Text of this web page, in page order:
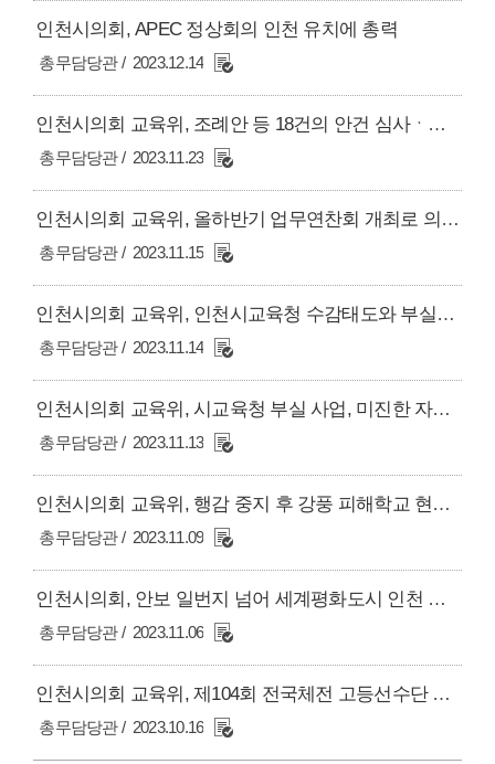
인천시의회, APEC 정상회의 인천 유치에 총력
총무담당관 2023.12.14
인천시의회 교육위, 조례안 등 18건의 안건 심사ㆍ의결
총무담당관 2023.11.23
인천시의회 교육위, 올하반기 업무연찬회 개최로 의정활동 전문성 강화
총무담당관 2023.11.15
인천시의회 교육위, 인천시교육청 수감태도와 부실한 사업 운영 등 여전히 과제 많아
총무담당관 2023.11.14
인천시의회 교육위, 시교육청 부실 사업, 미진한 자료 제출 질타
총무담당관 2023.11.13
인천시의회 교육위, 행감 중지 후 강풍 피해학교 현장 감사
총무담당관 2023.11.09
인천시의회, 안보 일번지 넘어 세계평화도시 인천 도약 결의
총무담당관 2023.11.06
인천시의회 교육위, 제104회 전국체전 고등선수단 격려 및 응원
총무담당관 2023.10.16